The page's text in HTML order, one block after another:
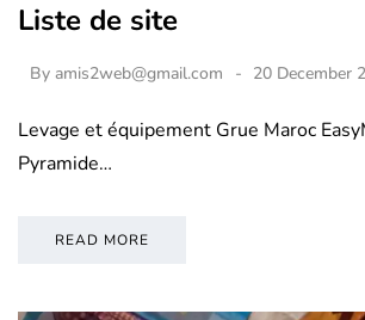
Liste de site
By amis2web@gmail.com 20 December
Levage et équipement Grue Maroc
Pyramide…
READ MORE